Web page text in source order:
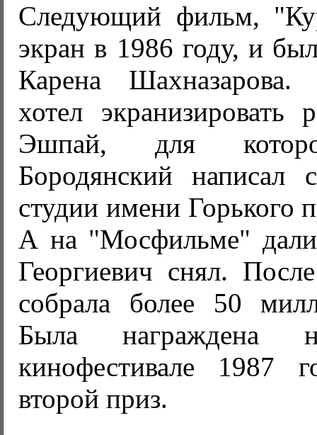
Следующий фильм,
экран в 1986 году, и
Карена Шахназарова.
хотел экранизировать
Эшпай, для
Бородянский написал
студии имени Горького
А на "Мосфильме"
Георгиевич снял.
собрала более 50
Была награждена
кинофестивале 1987
второй приз.